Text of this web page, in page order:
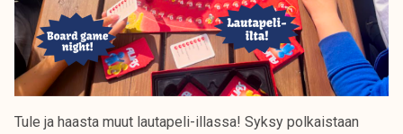
Tule ja haasta muut lautapeli-illassa! Syksy polkaistaan